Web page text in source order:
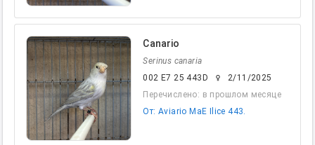
Canario
Serinus canaria
002 E7 25 443D
female
2/11/2025
Перечислено: в прошлом месяце
От: Aviario MaE Ilice 443.